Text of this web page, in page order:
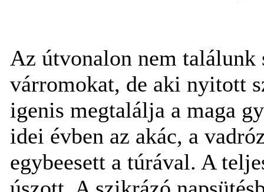
Az útvonalon nem találunk
várromokat, de aki nyitott
igenis megtalálja a maga
idei évben az akác, a
egybeesett a túrával. A